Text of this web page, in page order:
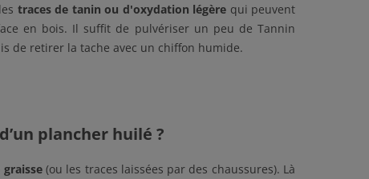
traces de tanin ou d'oxydation légère qui peuvent
en bois. Il suffit de pulvériser un peu de Tannin
de retirer la tache avec un chiffon humide.
plancher huilé ?
(ou les traces laissées par des chaussures). Là